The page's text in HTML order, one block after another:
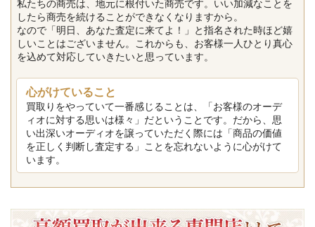
私たちの商売は、地元に根付いた商売です。いい加減なことを
したら商売を続けることができなくなりますから。
なので「明日、あなた査定に来てよ！」と指名された時ほど嬉
しいことはございません。これからも、お客様一人ひとり真心
を込めて対応していきたいと思っています。
心がけていること
買取りをやっていて一番感じることは、「お客様のオーデ
ィオに対する思いは様々」だということです。だから、思
い出深いオーディオを譲っていただく際には「商品の価値
を正しく判断し査定する」ことを忘れないように心がけて
います。